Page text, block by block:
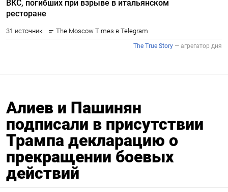
Алиев и Пашинян
подписали в присутствии
Трампа декларацию о
прекращении боевых
действий